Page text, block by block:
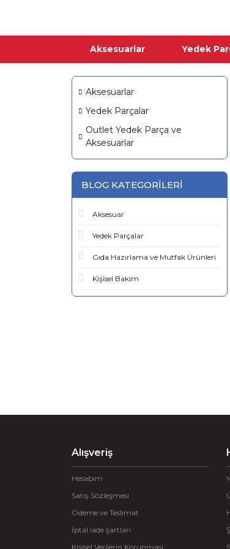
Aksesuarlar Yedek
Aksesuarlar
Yedek Parçalar
Outlet Yedek Parça ve
Aksesuarlar
BLOG KATEGORILERI
Aksesuar
Yedek Parçalar
Gıda Hazırlama ve Mutfak Ürünleri
Kişisel Bakım
Alışveriş
Hesabım
Satış Sözleşmesi
Ödeme ve Teslimat
İptal iade şartları
Kişisel Verilerin Korunması